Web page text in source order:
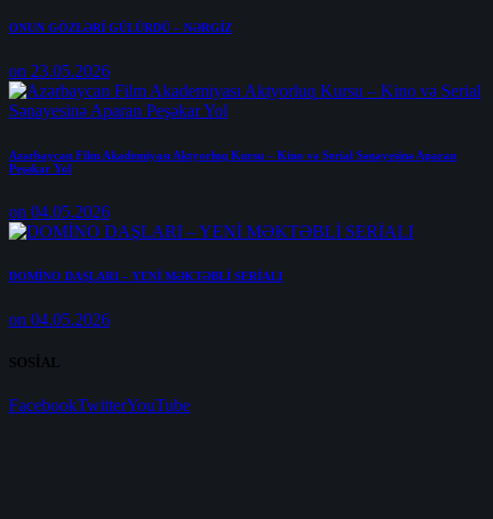
ONUN GÖZLƏRİ GÜLÜRDÜ – NƏRGİZ
on 23.05.2026
Azərbaycan Film Akademiyası Aktyorluq Kursu – Kino və Serial Sənayesinə Aparan
Peşəkar Yol
on 04.05.2026
DOMİNO DAŞLARI – YENİ MƏKTƏBLİ SERİALI
on 04.05.2026
SOSİAL
FacebookTwitterYouTube